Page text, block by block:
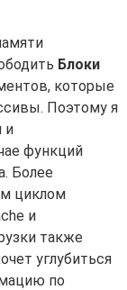
Блоки
которые
Поэтому я
и
функций
Более
циклом
и
также
углубиться
по